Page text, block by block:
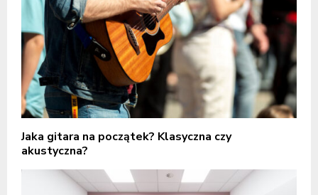
Jaka gitara na początek? Klasyczna czy
akustyczna?